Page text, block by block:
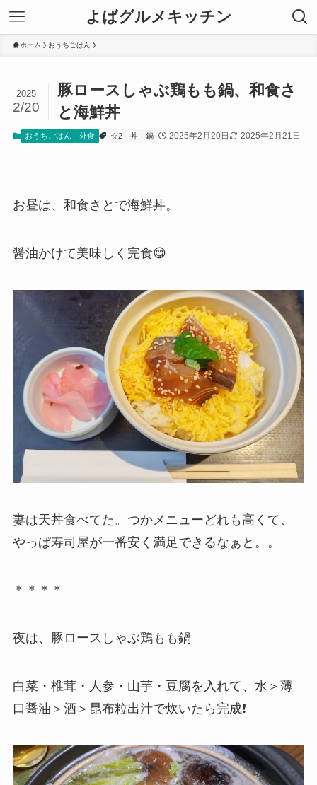
よばグルメキッチン
ホーム おうちごはん
豚ロースしゃぶ鶏もも鍋、和食さ
と海鮮丼
2025
2/20
おうちごはん 外食 ☆2 丼 鍋 2025年2月20日 2025年2月21日
お昼は、和食さとで海鮮丼。
醤油かけて美味しく完食😋
妻は天丼食べてた。つかメニューどれも高くて、
やっぱ寿司屋が一番安く満足できるなぁと。。
＊＊＊＊
夜は、豚ロースしゃぶ鶏もも鍋
白菜・椎茸・人参・山芋・豆腐を入れて、水＞薄
口醤油＞酒＞昆布粒出汁で炊いたら完成❗️